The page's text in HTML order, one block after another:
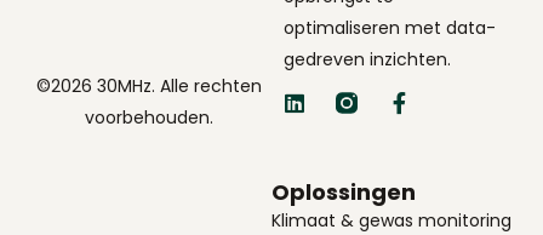
optimaliseren met data-
gedreven inzichten.
Oplossingen
Klimaat & gewas monitoring
©2026 30MHz. Alle rechten
voorbehouden.